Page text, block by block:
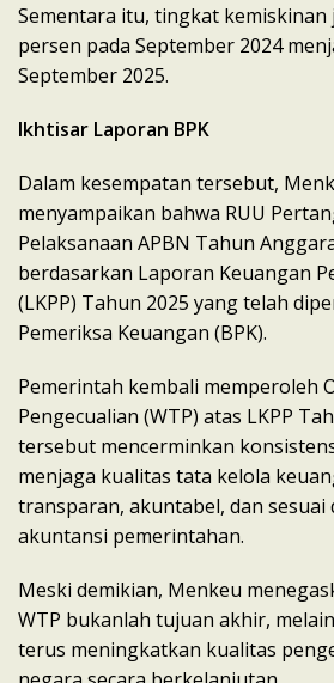
Sementara itu, tingkat
persen pada September 2024
September 2025.
Ikhtisar Laporan BPK
Dalam kesempatan tersebut,
menyampaikan bahwa RUU
Pelaksanaan APBN Tahun
berdasarkan Laporan Keuangan
(LKPP) Tahun 2025 yang telah
Pemeriksa Keuangan (BPK).
Pemerintah kembali memperoleh
Pengecualian (WTP) atas LKPP
tersebut mencerminkan
menjaga kualitas tata kelola
transparan, akuntabel, dan sesuai
akuntansi pemerintahan.
Meski demikian, Menkeu
WTP bukanlah tujuan akhir,
terus meningkatkan kualitas